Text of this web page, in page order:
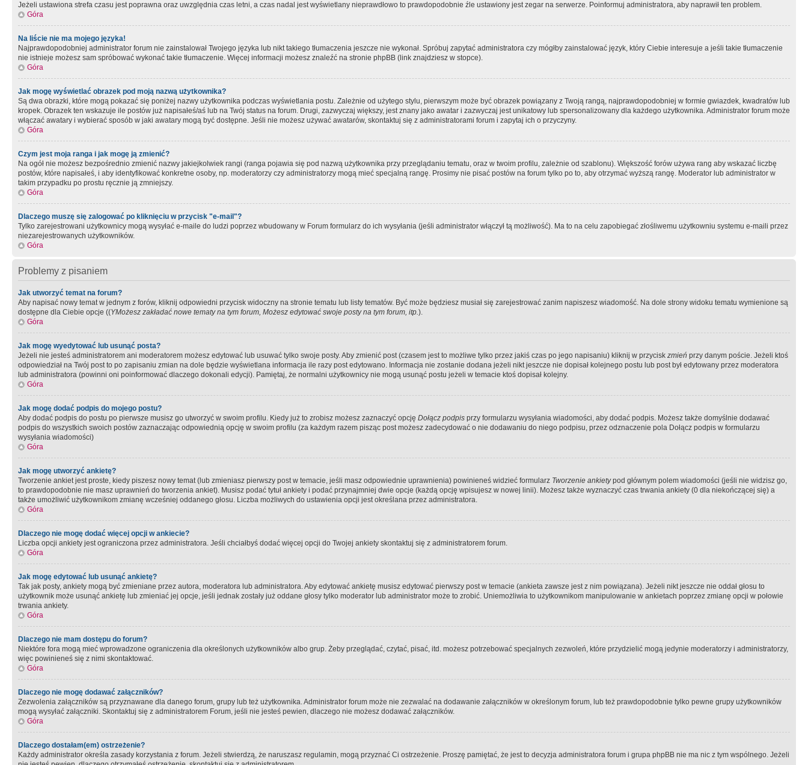
Jeżeli ustawiona strefa czasu jest poprawna oraz uwzględnia czas letni, a czas nadal jest wyświetlany nieprawdłowo to prawdopodobnie źle ustawiony jest zegar na serwerze. Poinformuj administratora, aby naprawił ten problem.
Góra
Na liście nie ma mojego języka!
Najprawdopodobniej administrator forum nie zainstalował Twojego języka lub nikt takiego tłumaczenia jeszcze nie wykonał. Spróbuj zapytać administratora czy mógłby zainstalować język, który Ciebie interesuje a jeśli takie tłumaczenie
nie istnieje możesz sam spróbować wykonać takie tłumaczenie. Więcej informacji możesz znaleźć na stronie phpBB (link znajdziesz w stopce).
Góra
Jak mogę wyświetlać obrazek pod moją nazwą użytkownika?
Są dwa obrazki, które mogą pokazać się poniżej nazwy użytkownika podczas wyświetlania postu. Zależnie od użytego stylu, pierwszym może być obrazek powiązany z Twoją rangą, najprawdopodobniej w formie gwiazdek, kwadratów lub
kropek. Obrazek ten wskazuje ile postów już napisałeś/aś lub na Twój status na forum. Drugi, zazwyczaj większy, jest znany jako awatar i zazwyczaj jest unikatowy lub spersonalizowany dla każdego użytkownika. Administrator forum może
włączać awatary i wybierać sposób w jaki awatary mogą być dostępne. Jeśli nie możesz używać awatarów, skontaktuj się z administratorami forum i zapytaj ich o przyczyny.
Góra
Czym jest moja ranga i jak mogę ją zmienić?
Na ogół nie możesz bezpośrednio zmienić nazwy jakiejkolwiek rangi (ranga pojawia się pod nazwą użytkownika przy przeglądaniu tematu, oraz w twoim profilu, zależnie od szablonu). Większość forów używa rang aby wskazać liczbę
postów, które napisałeś, i aby identyfikować konkretne osoby, np. moderatorzy czy administratorzy mogą mieć specjalną rangę. Prosimy nie pisać postów na forum tylko po to, aby otrzymać wyższą rangę. Moderator lub administrator w
takim przypadku po prostu ręcznie ją zmniejszy.
Góra
Dlaczego muszę się zalogować po kliknięciu w przycisk "e-mail"?
Tylko zarejestrowani użytkownicy mogą wysyłać e-maile do ludzi poprzez wbudowany w Forum formularz do ich wysyłania (jeśli administrator włączył tą możliwość). Ma to na celu zapobiegać złośliwemu użytkowniu systemu e-maili przez
niezarejestrowanych użytkowników.
Góra
Problemy z pisaniem
Jak utworzyć temat na forum?
Aby napisać nowy temat w jednym z forów, kliknij odpowiedni przycisk widoczny na stronie tematu lub listy tematów. Być może będziesz musiał się zarejestrować zanim napiszesz wiadomość. Na dole strony widoku tematu wymienione są
dostępne dla Ciebie opcje ((YMożesz zakładać nowe tematy na tym forum, Możesz edytować swoje posty na tym forum, itp.).
Góra
Jak mogę wyedytować lub usunąć posta?
Jeżeli nie jesteś administratorem ani moderatorem możesz edytować lub usuwać tylko swoje posty. Aby zmienić post (czasem jest to możliwe tylko przez jakiś czas po jego napisaniu) kliknij w przycisk zmień przy danym poście. Jeżeli ktoś
odpowiedział na Twój post to po zapisaniu zmian na dole będzie wyświetlana informacja ile razy post edytowano. Informacja nie zostanie dodana jeżeli nikt jeszcze nie dopisał kolejnego postu lub post był edytowany przez moderatora
lub administratora (powinni oni poinformować dlaczego dokonali edycji). Pamiętaj, że normalni użytkownicy nie mogą usunąć postu jeżeli w temacie ktoś dopisał kolejny.
Góra
Jak mogę dodać podpis do mojego postu?
Aby dodać podpis do postu po pierwsze musisz go utworzyć w swoim profilu. Kiedy już to zrobisz możesz zaznaczyć opcję Dołącz podpis przy formularzu wysyłania wiadomości, aby dodać podpis. Możesz także domyślnie dodawać
podpis do wszystkich swoich postów zaznaczając odpowiednią opcję w swoim profilu (za każdym razem pisząc post możesz zadecydować o nie dodawaniu do niego podpisu, przez odznaczenie pola Dołącz podpis w formularzu
wysyłania wiadomości)
Góra
Jak mogę utworzyć ankietę?
Tworzenie ankiet jest proste, kiedy piszesz nowy temat (lub zmieniasz pierwszy post w temacie, jeśli masz odpowiednie uprawnienia) powinieneś widzieć formularz Tworzenie ankietypod głównym polem wiadomości (jeśli nie widzisz go,
to prawdopodobnie nie masz uprawnień do tworzenia ankiet). Musisz podać tytuł ankiety i podać przynajmniej dwie opcje (każdą opcję wpisujesz w nowej linii). Możesz także wyznaczyć czas trwania ankiety (0 dla niekończącej się) a
także umożliwić użytkownikom zmianę wcześniej oddanego głosu. Liczba możliwych do ustawienia opcji jest określana przez administratora.
Góra
Dlaczego nie mogę dodać więcej opcji w ankiecie?
Liczba opcji ankiety jest ograniczona przez administratora. Jeśli chciałbyś dodać więcej opcji do Twojej ankiety skontaktuj się z administratorem forum.
Góra
Jak mogę edytować lub usunąć ankietę?
Tak jak posty, ankiety mogą być zmieniane przez autora, moderatora lub administratora. Aby edytować ankietę musisz edytować pierwszy post w temacie (ankieta zawsze jest z nim powiązana). Jeżeli nikt jeszcze nie oddał głosu to
użytkownik może usunąć ankietę lub zmieniać jej opcje, jeśli jednak zostały już oddane głosy tylko moderator lub administrator może to zrobić. Uniemożliwia to użytkownikom manipulowanie w ankietach poprzez zmianę opcji w połowie
trwania ankiety.
Góra
Dlaczego nie mam dostępu do forum?
Niektóre fora mogą mieć wprowadzone ograniczenia dla określonych użytkowników albo grup. Żeby przeglądać, czytać, pisać, itd. możesz potrzebować specjalnych zezwoleń, które przydzielić mogą jedynie moderatorzy i administratorzy,
więc powinieneś się z nimi skontaktować.
Góra
Dlaczego nie mogę dodawać załączników?
Zezwolenia załączników są przyznawane dla danego forum, grupy lub też użytkownika. Administrator forum może nie zezwalać na dodawanie załączników w określonym forum, lub też prawdopodobnie tylko pewne grupy użytkowników
mogą wysyłać załączniki. Skontaktuj się z administratorem Forum, jeśli nie jesteś pewien, dlaczego nie możesz dodawać załączników.
Góra
Dlaczego dostałam(em) ostrzeżenie?
Każdy administrator określa zasady korzystania z forum. Jeżeli stwierdzą, że naruszasz regulamin, mogą przyznać Ci ostrzeżenie. Proszę pamiętać, że jest to decyzja administratora forum i grupa phpBB nie ma nic z tym wspólnego. Jeżeli